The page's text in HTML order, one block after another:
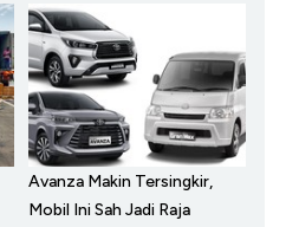
Avanza Makin Tersingkir,
Mobil Ini Sah Jadi Raja